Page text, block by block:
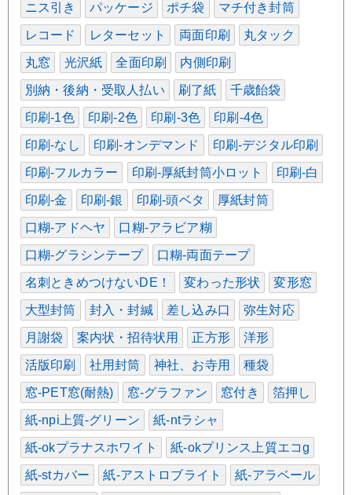
ニス引き パッケージ ポチ袋 マチ付き封筒
レコード レターセット 両面印刷 丸タック
丸窓 光沢紙 全面印刷 内側印刷
別納・後納・受取人払い 刷了紙 千歳飴袋
印刷-1色 印刷-2色 印刷-3色 印刷-4色
印刷-なし 印刷-オンデマンド 印刷-デジタル印刷
印刷-フルカラー 印刷-厚紙封筒小ロット 印刷-白
印刷-金 印刷-銀 印刷-頭ベタ 厚紙封筒
口糊-アドヘヤ 口糊-アラビア糊
口糊-グラシンテープ 口糊-両面テープ
名刺ときめつけないDE！ 変わった形状 変形窓
大型封筒 封入・封緘 差し込み口 弥生対応
月謝袋 案内状・招待状用 正方形 洋形
活版印刷 社用封筒 神社、お寺用 種袋
窓-PET窓(耐熱) 窓-グラファン 窓付き 箔押し
紙-npi上質-グリーン 紙-ntラシャ
紙-okプラナスホワイト 紙-okプリンス上質エコg
紙-stカバー 紙-アストロブライト 紙-アラベール